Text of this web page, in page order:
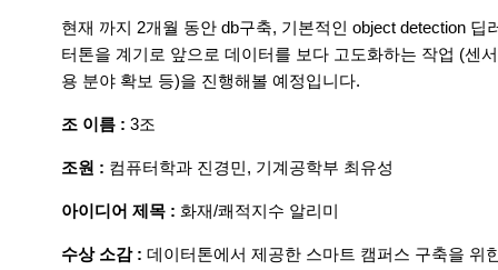
현재 까지 2개월 동안 db구축, 기본적인 object detection
터톤을 계기로 앞으로 데이터를 보다 고도화하는 작업 (센
용 분야 확보 등)을 진행해볼 예정입니다.
조 이름 : 3조
조원 : 컴퓨터학과 진경민, 기계공학부 최유성
아이디어 제목 : 화재/쾌적지수 알리미
수상 소감 : 데이터톤에서 제공한 스마트 캠퍼스 구축을